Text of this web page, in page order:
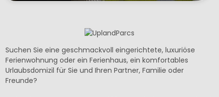
Suchen Sie eine geschmackvoll eingerichtete, luxuriöse
Ferienwohnung oder ein Ferienhaus, ein komfortables
Urlaubsdomizil für Sie und Ihren Partner, Familie oder
Freunde?